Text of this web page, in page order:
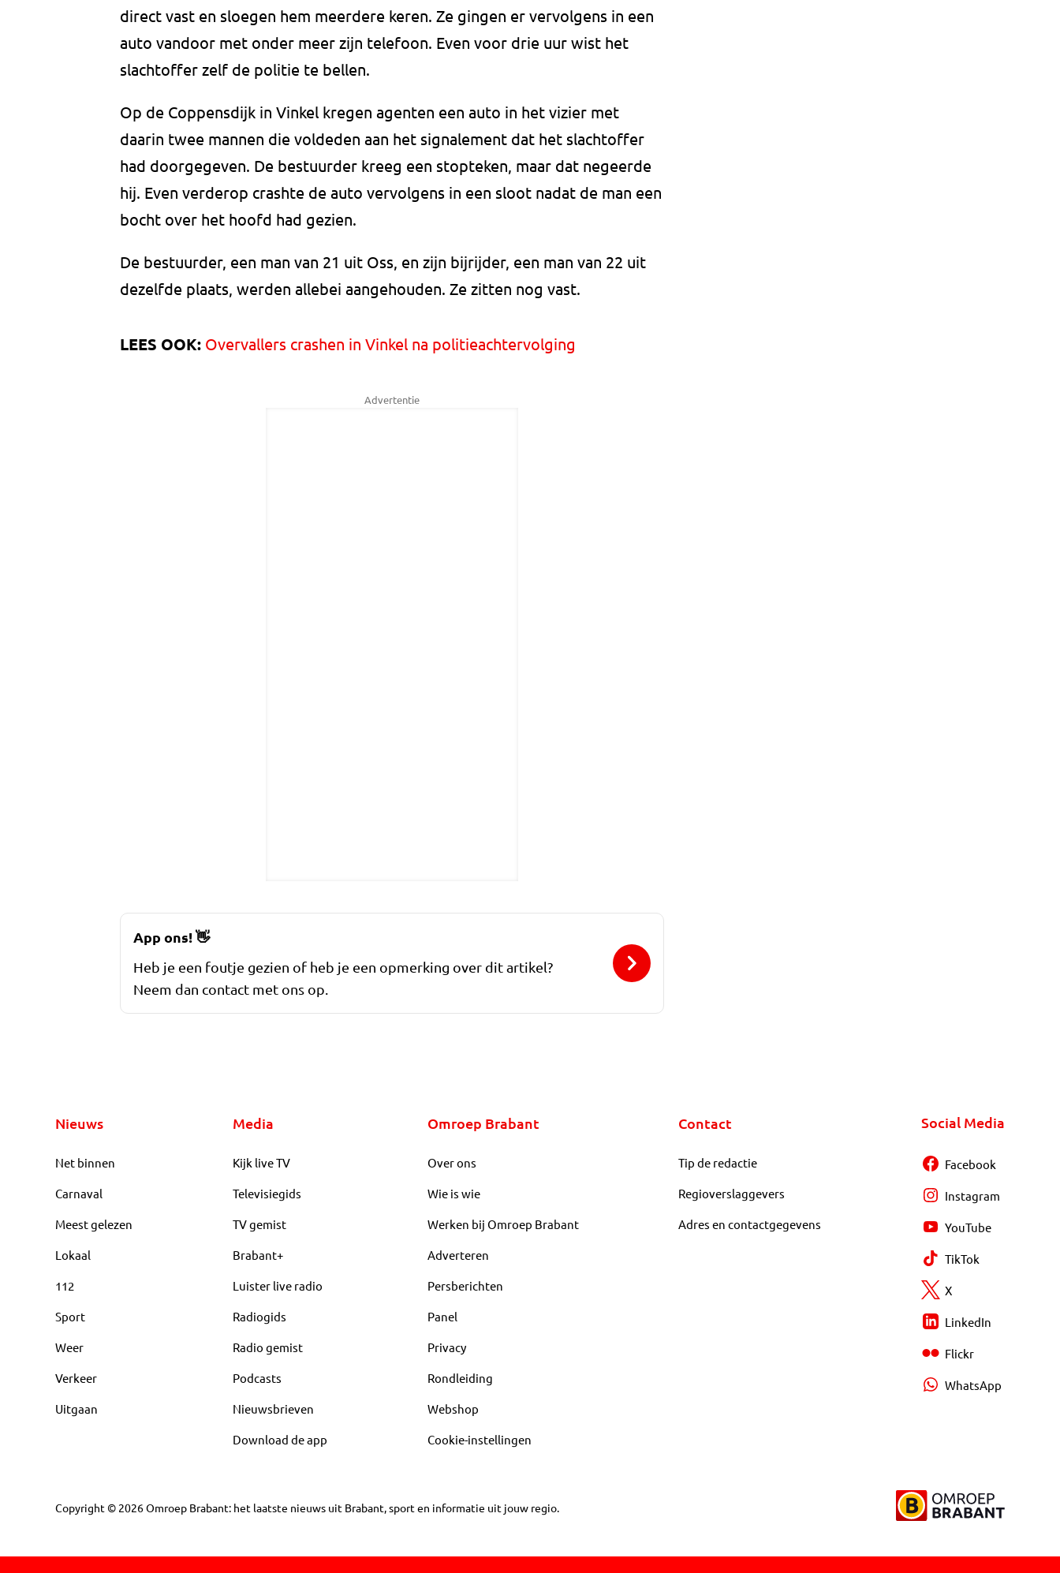
direct vast en sloegen hem meerdere keren. Ze gingen er vervolgens in een
auto vandoor met onder meer zijn telefoon. Even voor drie uur wist het
slachtoffer zelf de politie te bellen.
Op de Coppensdijk in Vinkel kregen agenten een auto in het vizier met
daarin twee mannen die voldeden aan het signalement dat het slachtoffer
had doorgegeven. De bestuurder kreeg een stopteken, maar dat negeerde
hij. Even verderop crashte de auto vervolgens in een sloot nadat de man een
bocht over het hoofd had gezien.
De bestuurder, een man van 21 uit Oss, en zijn bijrijder, een man van 22 uit
dezelfde plaats, werden allebei aangehouden. Ze zitten nog vast.
LEES OOK: Overvallers crashen in Vinkel na politieachtervolging
Advertentie
App ons!👋
Heb je een foutje gezien of heb je een opmerking over dit artikel?
Neem dan contact met ons op.
Nieuws
Net binnen
Carnaval
Meest gelezen
Lokaal
112
Sport
Weer
Verkeer
Uitgaan
Media
Kijk live TV
Televisiegids
TV gemist
Brabant+
Luister live radio
Radiogids
Radio gemist
Podcasts
Nieuwsbrieven
Download de app
Omroep Brabant
Over ons
Wie is wie
Werken bij Omroep Brabant
Adverteren
Persberichten
Panel
Privacy
Rondleiding
Webshop
Cookie-instellingen
Contact
Tip de redactie
Regioverslaggevers
Adres en contactgegevens
Social Media
Facebook
Instagram
YouTube
TikTok
X
LinkedIn
Flickr
WhatsApp
Copyright © 2026Omroep Brabant: het laatste nieuws uit Brabant, sport en informatie uit jouw regio.